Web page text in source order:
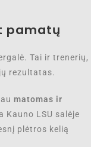
pamatų
Tai ir trenerių,
rezultatas.
matomas ir
Kauno LSU salėje
plėtros kelią